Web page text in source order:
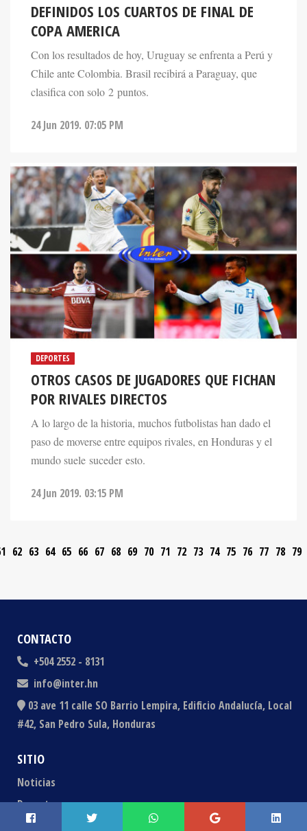
DEFINIDOS LOS CUARTOS DE FINAL DE
COPA AMERICA
Con los resultados de hoy, Uruguay se enfrenta a Perú y
Chile ante Colombia. Brasil recibirá a Paraguay, que
clasifica con solo 2 puntos.
24 Jun 2019. 07:05 PM
DEPORTES
OTROS CASOS DE JUGADORES QUE FICHAN
POR RIVALES DIRECTOS
A lo largo de la historia, muchos futbolistas han dado el
paso de moverse entre equipos rivales, en Honduras y el
mundo suele suceder esto.
24 Jun 2019. 03:15 PM
62 63 64 65 66 67 68 69 70 71 72 73 74 75 76 77 78 79
CONTACTO
+504 2552 - 8131
info@inter.hn
03 ave 11 calle SO Barrio Lempira, Edificio Andalucía, Local
#42, San Pedro Sula, Honduras
SITIO
Noticias
Deportes
Entretenimiento